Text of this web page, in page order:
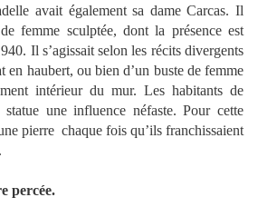
avait également sa dame Carcas. Il
femme sculptée, dont la présence est
Il s’agissait selon les récits divergents
en haubert, ou bien d’un buste de femme
intérieur du mur. Les habitants de
une influence néfaste. Pour cette
pierre chaque fois qu’ils franchissaient
percée.